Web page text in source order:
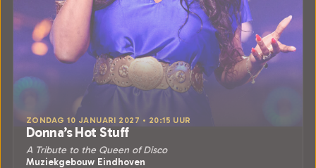
ZONDAG 10 JANUARI 2027 • 20:15 UUR
Donna’s Hot Stuff
A Tribute to the Queen of Disco
Muziekgebouw Eindhoven